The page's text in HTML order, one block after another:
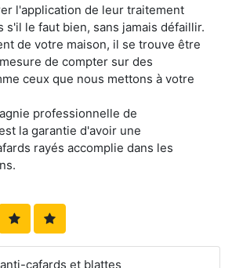
l'application de leur traitement
s'il le faut bien, sans jamais défaillir.
de votre maison, il se trouve être
de compter sur des
ceux que nous mettons à votre
professionnelle de
la garantie d'avoir une
rayés accomplie dans les
cafards et blattes